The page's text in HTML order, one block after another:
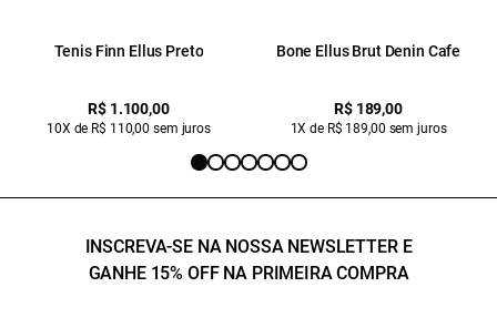
Tenis Finn Ellus Preto
R$ 1.100,00
10X de R$ 110,00 sem juros
Bone Ellus Brut Denin Cafe
R$ 189,00
1X de R$ 189,00 sem juros
INSCREVA-SE NA NOSSA NEWSLETTER E
GANHE 15% OFF NA PRIMEIRA COMPRA